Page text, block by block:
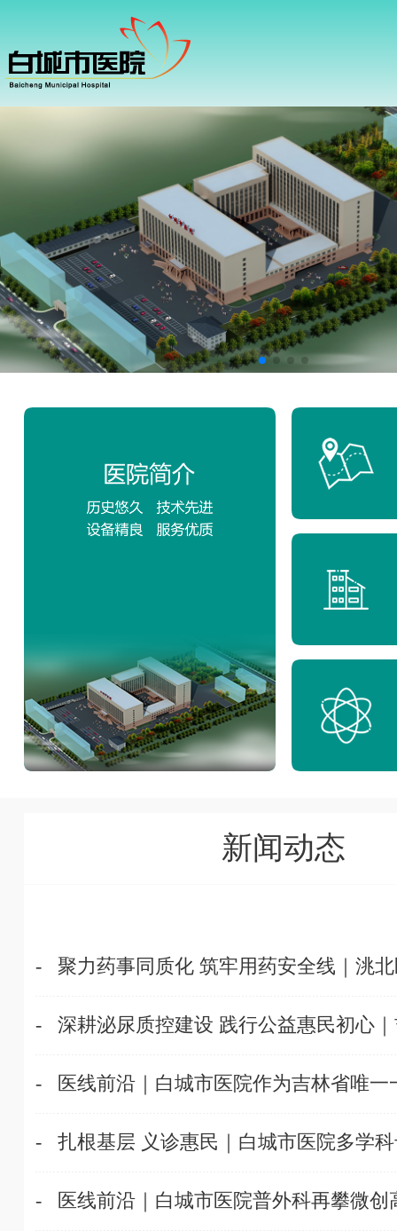
新闻动态
- 聚力药事同质化 筑牢用药安全线｜洮
- 深耕泌尿质控建设 践行公益惠民初心
- 医线前沿｜白城市医院作为吉林省唯一
- 扎根基层 义诊惠民｜白城市医院多学
- 医线前沿｜白城市医院普外科再攀微创